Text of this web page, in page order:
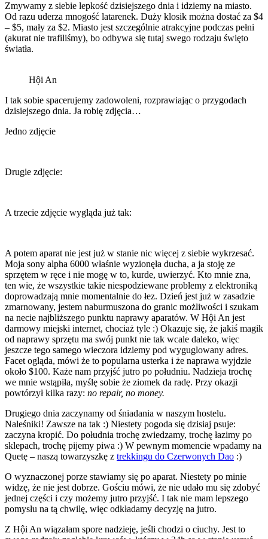
Zmywamy z siebie lepkość dzisiejszego dnia i idziemy na miasto.
Od razu uderza mnogość latarenek. Duży klosik można dostać za $4
– $5, mały za $2. Miasto jest szczególnie atrakcyjne podczas pełni
(akurat nie trafiliśmy), bo odbywa się tutaj swego rodzaju święto
światła.
Hội An
I tak sobie spacerujemy zadowoleni, rozprawiając o przygodach
dzisiejszego dnia. Ja robię zdjęcia…
Jedno zdjęcie
Drugie zdjęcie:
A trzecie zdjęcie wygląda już tak:
A potem aparat nie jest już w stanie nic więcej z siebie wykrzesać.
Moja sony alpha 6000 właśnie wyzionęła ducha, a ja stoję ze
sprzętem w ręce i nie mogę w to, kurde, uwierzyć. Kto mnie zna,
ten wie, że wszystkie takie niespodziewane problemy z elektroniką
doprowadzają mnie momentalnie do łez. Dzień jest już w zasadzie
zmarnowany, jestem naburmuszona do granic możliwości i szukam
na necie najbliższego punktu naprawy aparatów. W Hội An jest
darmowy miejski internet, chociaż tyle :) Okazuje się, że jakiś magik
od naprawy sprzętu ma swój punkt nie tak wcale daleko, więc
jeszcze tego samego wieczora idziemy pod wyguglowany adres.
Facet ogląda, mówi że to popularna usterka i że naprawa wyjdzie
około $100. Każe nam przyjść jutro po południu. Nadzieja trochę
we mnie wstąpiła, myślę sobie że ziomek da radę. Przy okazji
powtórzył kilka razy: no repair, no money.
Drugiego dnia zaczynamy od śniadania w naszym hostelu.
Naleśniki! Zawsze na tak :) Niestety pogoda się dzisiaj psuje:
zaczyna kropić. Do południa trochę zwiedzamy, trochę łazimy po
sklepach, trochę pijemy piwa :) W pewnym momencie wpadamy na
Quetę – naszą towarzyszkę z trekkingu do Czerwonych Dao :)
O wyznaczonej porze stawiamy się po aparat. Niestety po minie
widzę, że nie jest dobrze. Gościu mówi, że nie udało mu się zdobyć
jednej części i czy możemy jutro przyjść. I tak nie mam lepszego
pomysłu na tą chwilę, więc odkładamy decyzję na jutro.
Z Hội An wiązałam spore nadzieję, jeśli chodzi o ciuchy. Jest to